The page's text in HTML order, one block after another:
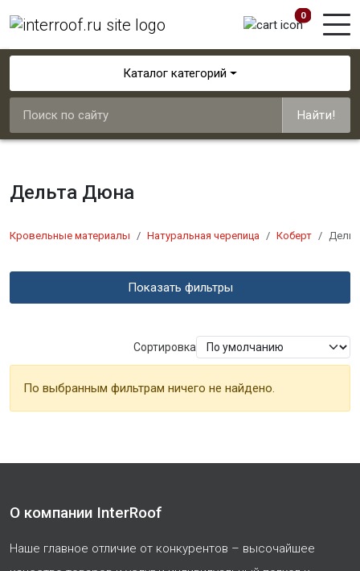
0
Каталог категорий
Найти!
Дельта Дюна
Кровельные материалы Натуральная черепица Коберт
Показать фильтры
Сортировка
По выбранным фильтрам ничего не найдено.
О компании InterRoof
Наше главное отличие от конкурентов – высочайшее